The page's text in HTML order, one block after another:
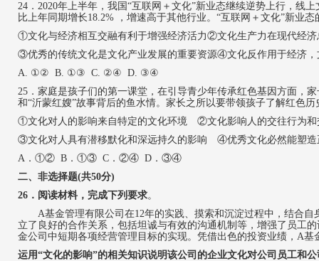
24 ． 2020年上半年，我国“互联网＋文化”新业态继续逆势上行，线
比上年同期增长18.2% ，增速高于其他行业。“互联网＋文化”新
①文化与经济相互交融有利于增强经济活力②文化生产力在现代经济
③优秀的传统文化是文化产业发展的重要资源④文化反作用于经济，
A. ①② B. ①③ C. ②④ D. ③④
25 ．家庭是孩子们的第一课堂，在引导青少年传承红色基因方面，
和“沂蒙红嫂”故事背后的鱼水情。家长之所以要带领孩子了解红
①文化对人的影响来自特定的文化环境 ②文化影响人的交往行为和
③文化对人具有潜移默化和深远持久的影响 ④优秀文化必然能塑造
A． ①② B．①③ C．②④ D．③④
二、非选择题(共50分)
26 ． 阅读材料，完成下列要求。
A基金管理有限公司在12年的实践、摸索和沉淀过程中，结合
立了良好的合作关系，包括坦诚与有效的沟通机制等，增强了员工
金公司中短期各项经营管理目标的实现。凭借出色的投资业绩， A基
运用“文化的影响”的相关知识说明该公司的企业文化对公司员工和